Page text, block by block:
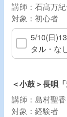
講師：石髙万
対象：初心者
5/10(日
タル・な
＜小鼓＞長唄
講師：島村聖香
対象：経験者